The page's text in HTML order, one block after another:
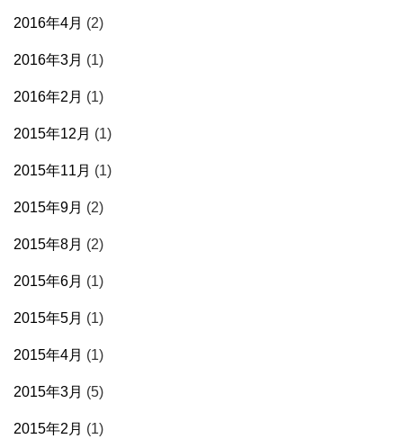
2016年4月 (2)
2016年3月 (1)
2016年2月 (1)
2015年12月 (1)
2015年11月 (1)
2015年9月 (2)
2015年8月 (2)
2015年6月 (1)
2015年5月 (1)
2015年4月 (1)
2015年3月 (5)
2015年2月 (1)